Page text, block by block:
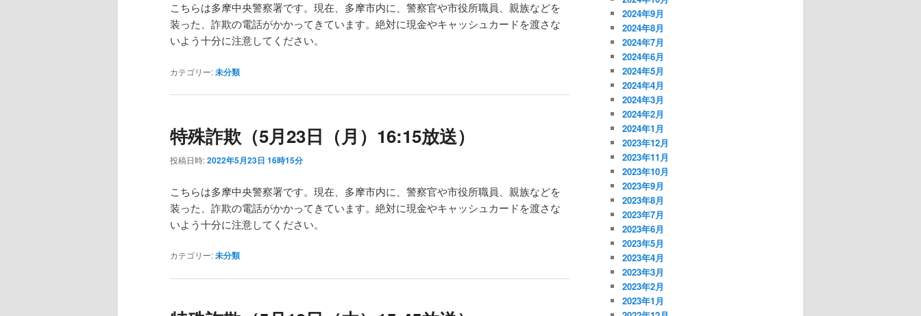
こちらは多摩中央警察署です。現在、多摩市内に、警察官や市役所職員、親族などを
装った、詐欺の電話がかかってきています。絶対に現金やキャッシュカードを渡さな
いよう十分に注意してください。
カテゴリー:未分類
特殊詐欺（5月23日（月）16:15放送）
投稿日時:2022年5月23日 16時15分
こちらは多摩中央警察署です。現在、多摩市内に、警察官や市役所職員、親族などを
装った、詐欺の電話がかかってきています。絶対に現金やキャッシュカードを渡さな
いよう十分に注意してください。
カテゴリー:未分類
2024年9月
2024年8月
2024年7月
2024年6月
2024年5月
2024年4月
2024年3月
2024年2月
2024年1月
2023年12月
2023年11月
2023年10月
2023年9月
2023年8月
2023年7月
2023年6月
2023年5月
2023年4月
2023年3月
2023年2月
2023年1月